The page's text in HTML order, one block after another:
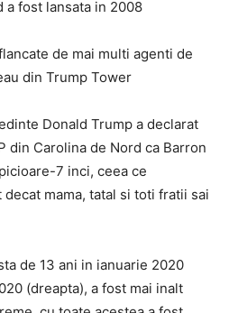
a fost lansata in 2008
de mai multi agenti de
din Trump Tower
Donald Trump a declarat
din Carolina de Nord ca Barron
7 inci, ceea ce
decat mama, tatal si toti fratii sai
de 13 ani in ianuarie 2020
(dreapta), a fost mai inalt